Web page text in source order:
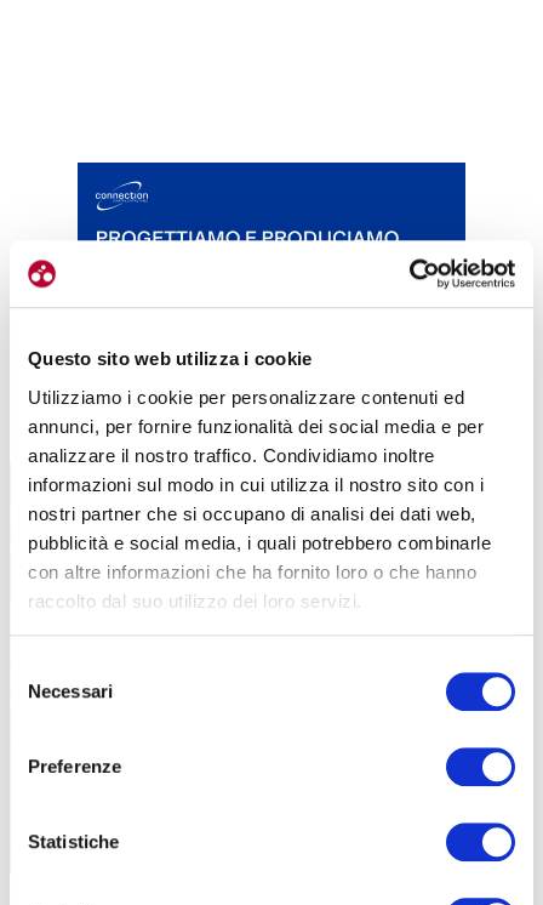
Questo sito web utilizza i cookie
Utilizziamo i cookie per personalizzare contenuti ed
annunci, per fornire funzionalità dei social media e per
analizzare il nostro traffico. Condividiamo inoltre
informazioni sul modo in cui utilizza il nostro sito con i
nostri partner che si occupano di analisi dei dati web,
pubblicità e social media, i quali potrebbero combinarle
con altre informazioni che ha fornito loro o che hanno
raccolto dal suo utilizzo dei loro servizi.
delNecessari
Preferenze
Statistiche
TUTTE LE CATEGORIE DEL MAGAZINE